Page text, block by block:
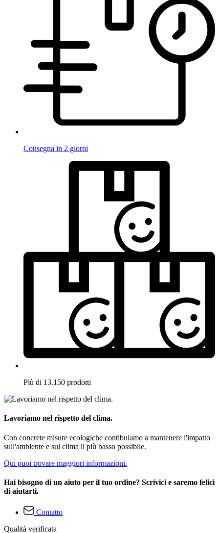
Consegna in 2 giorni
Più di 13.150 prodotti
Lavoriamo nel rispetto del clima.
Con concrete misure ecologiche contibuiamo a mantenere l'impatto
sull'ambiente e sul clima il più basso possibile.
Qui puoi trovare maggiori informazioni.
Hai bisogno di un aiuto per il tuo ordine? Scrivici e saremo felici
di aiutarti.
Contatto
Qualità verificata